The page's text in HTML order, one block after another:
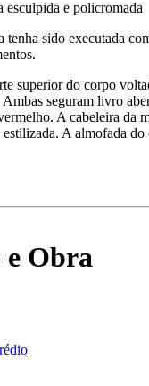
esculpida e policromada
tenha sido executada
superior do corpo
seguram livro
A cabeleira da
A almofada
Obra